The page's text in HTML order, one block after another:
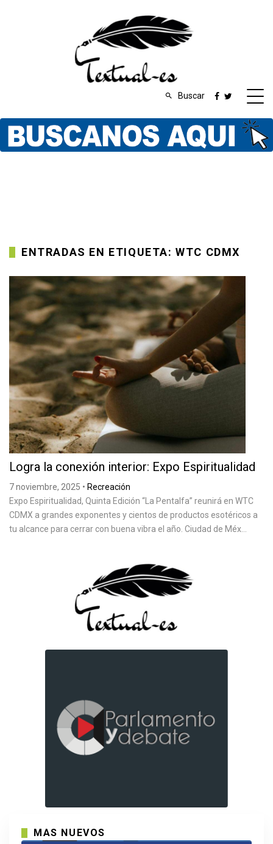
Buscar
ENTRADAS EN ETIQUETA: WTC CDMX
Logra la conexión interior: Expo Espiritualidad
7 noviembre, 2025 • Recreación
Expo Espiritualidad, Quinta Edición “La Pentalfa” reunirá en WTC
CDMX a grandes exponentes y cientos de productos esotéricos a
tu alcance para cerrar con buena vibra el año. Ciudad de Méx...
MAS NUEVOS